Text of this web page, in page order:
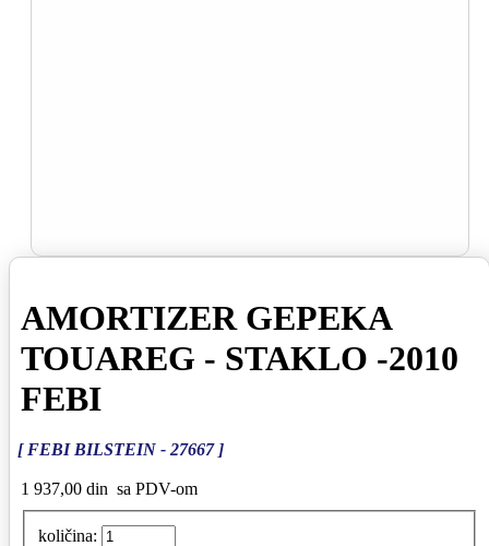
AMORTIZER GEPEKA
TOUAREG - STAKLO -2010
FEBI
[ FEBI BILSTEIN - 27667 ]
1 937,00 din sa PDV-om
količina: